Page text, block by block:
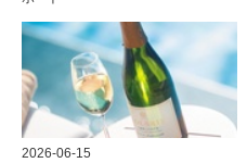
2026-06-15